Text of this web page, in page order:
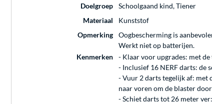
Doelgroep
Schoolgaand kind, Tiener
Materiaal
Kunststof
Opmerking
Oogbescherming is
Werkt niet op batterijen.
Kenmerken
- Klaar voor upgrades: met
- Inclusief 16 NERF darts: de
- Vuur 2 darts tegelijk af: met
naar voren om de blaster
- Schiet darts tot 26 meter